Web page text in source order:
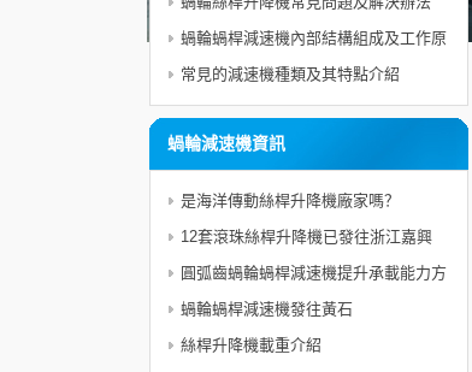
蝸輪蝸桿減速機內部結構組成及工作原
理分析
常見的減速機種類及其特點介紹
蝸輪減速機資訊
是海洋傳動絲桿升降機廠家嗎？
12套滾珠絲桿升降機已發往浙江嘉興
圓弧齒蝸輪蝸桿減速機提升承載能力方
法
蝸輪蝸桿減速機發往黃石
絲桿升降機載重介紹